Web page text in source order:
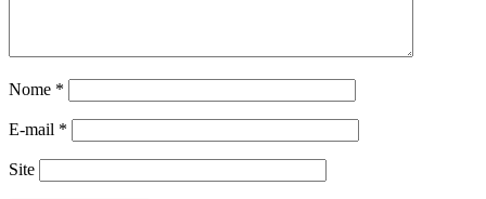
Nome *
E-mail *
Site